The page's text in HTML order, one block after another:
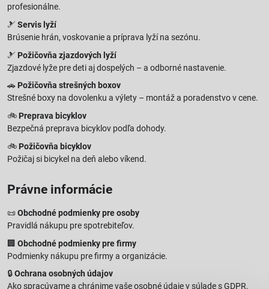
profesionálne.
🎿 Servis lyží
Brúsenie hrán, voskovanie a príprava lyží na sezónu.
🎿 Požičovňa zjazdových lyží
Zjazdové lyže pre deti aj dospelých – a odborné nastavenie.
🚗 Požičovňa strešných boxov
Strešné boxy na dovolenku a výlety – montáž a poradenstvo v cene.
🚲 Preprava bicyklov
Bezpečná preprava bicyklov podľa dohody.
🚲 Požičovňa bicyklov
Požičaj si bicykel na deň alebo víkend.
Právne informácie
📜 Obchodné podmienky pre osoby
Pravidlá nákupu pre spotrebiteľov.
🏢 Obchodné podmienky pre firmy
Podmienky nákupu pre firmy a organizácie.
🔒Ochrana osobných údajov
Ako spracúvame a chránime vaše osobné údaje v súlade s GDPR.